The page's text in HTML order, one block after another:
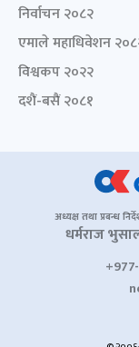
निर्वाचन २०८२
एमाले महाधिवेशन
विश्वकप २०२२
दशैं-बसैं २०८१
अध्यक्ष तथा प्रबन्ध
धर्मराज